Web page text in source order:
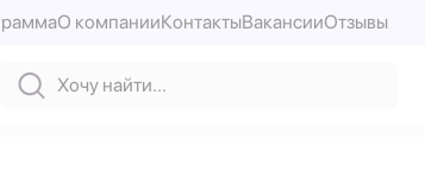
О компанииКонтактыВакансииОтзывы